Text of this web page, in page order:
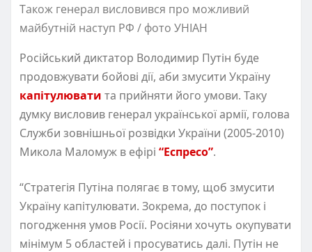
Також генерал висловився про можливий
майбутній наступ РФ / фото УНІАН
Російський диктатор Володимир Путін буде
продовжувати бойові дії, аби змусити Україну
капітулювати та прийняти його умови. Таку
думку висловив генерал української армії, голова
Служби зовнішньої розвідки України (2005-2010)
Микола Маломуж в ефірі “Еспресо”.
“Стратегія Путіна полягає в тому, щоб змусити
Україну капітулювати. Зокрема, до поступок і
погодження умов Росії. Росіяни хочуть окупувати
мінімум 5 областей і просуватись далі. Путін не